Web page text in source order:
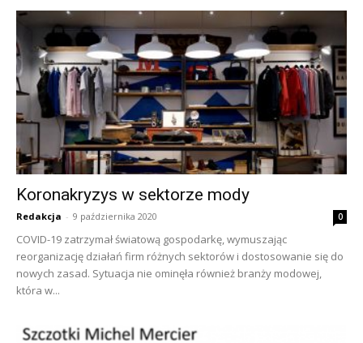
Koronakryzys w sektorze mody
Redakcja - 9 października 2020 0
COVID-19 zatrzymał światową gospodarkę, wymuszając
reorganizację działań firm różnych sektorów i dostosowanie się do
nowych zasad. Sytuacja nie ominęła również branży modowej,
która w...